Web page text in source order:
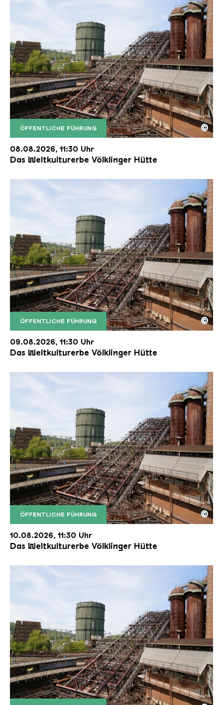
ÖFFENTLICHE FÜHRUNG
Der Erzschrägaufzug der Völklinger Hütte mit
Copyright: Weltkulturerbe Völklinger Hütte | Karl
©
08.08.2026, 11:30 Uhr
Das Weltkulturerbe Völklinger Hütte
ÖFFENTLICHE FÜHRUNG
Der Erzschrägaufzug der Völklinger Hütte mit
Copyright: Weltkulturerbe Völklinger Hütte | Karl
©
09.08.2026, 11:30 Uhr
Das Weltkulturerbe Völklinger Hütte
ÖFFENTLICHE FÜHRUNG
Der Erzschrägaufzug der Völklinger Hütte mit
Copyright: Weltkulturerbe Völklinger Hütte | Karl
©
10.08.2026, 11:30 Uhr
Das Weltkulturerbe Völklinger Hütte